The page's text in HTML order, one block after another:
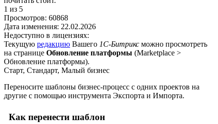
1 из 5
Просмотров: 60868
Дата изменения: 22.02.2026
Недоступно в лицензиях:
Текущую редакцию Вашего 1С-Битрикс можно просмотреть
на странице Обновление платформы (Marketplace >
Обновление платформы).
Старт, Стандарт, Малый бизнес
Переносите шаблоны бизнес-процесс с одних проектов на
другие с помощью инструмента Экспорта и Импорта.
Как перенести шаблон